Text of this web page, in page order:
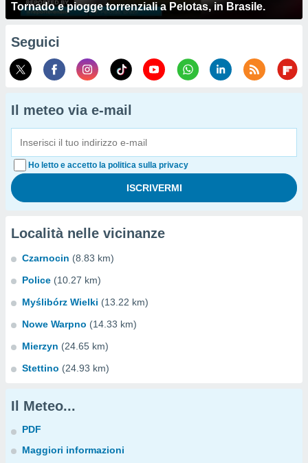
Tornado e piogge torrenziali a Pelotas, in Brasile.
Seguici
Il meteo via e-mail
Ho letto e accetto la politica sulla privacy
Località nelle vicinanze
Czarnocin (8.83 km)
Police (10.27 km)
Myślibórz Wielki (13.22 km)
Nowe Warpno (14.33 km)
Mierzyn (24.65 km)
Stettino (24.93 km)
Il Meteo...
PDF
Maggiori informazioni